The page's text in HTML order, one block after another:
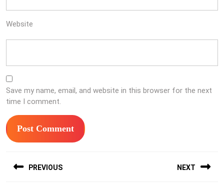
Website
Save my name, email, and website in this browser for the next
time I comment.
navigation
PREVIOUS NEXT